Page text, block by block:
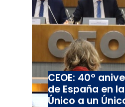
CEOE: 40º
de España en
Único a un